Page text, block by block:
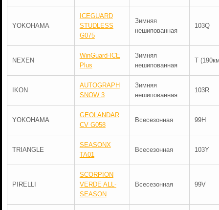
YOKOHAMA
ICEGUARD
STUDLESS
G075
Зимняя
нешипованная
103Q
NEXEN
WinGuard-ICE
Plus
Зимняя
нешипованная
T
IKON
AUTOGRAPH
SNOW 3
Зимняя
нешипованная
103R
YOKOHAMA
GEOLANDAR
CV G058
Всесезонная 99H
TRIANGLE
SEASONX
TA01
Всесезонная 103Y
PIRELLI
SCORPION
VERDE ALL-
SEASON
Всесезонная 99V